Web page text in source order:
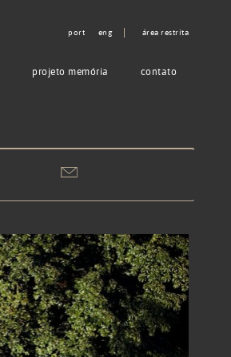
projeto memória contato
port eng área restrita